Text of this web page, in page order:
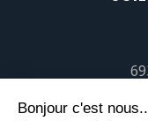
Tél.